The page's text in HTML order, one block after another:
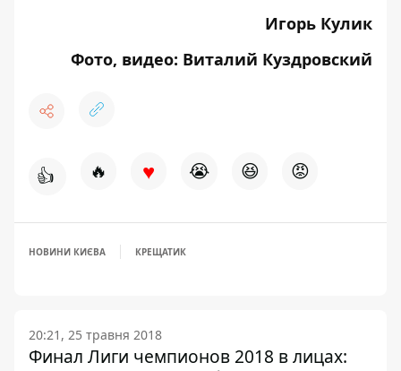
Игорь Кулик
Фото, видео: Виталий Куздровский
👍 🔥 ♥ 😭 😆 😡
НОВИНИ КИЄВА КРЕЩАТИК
20:21, 25 травня 2018
Финал Лиги чемпионов 2018 в лицах: